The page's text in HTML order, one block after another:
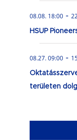
08.08. 18:00 -
HSUP
08.27. 09:00 -
területen